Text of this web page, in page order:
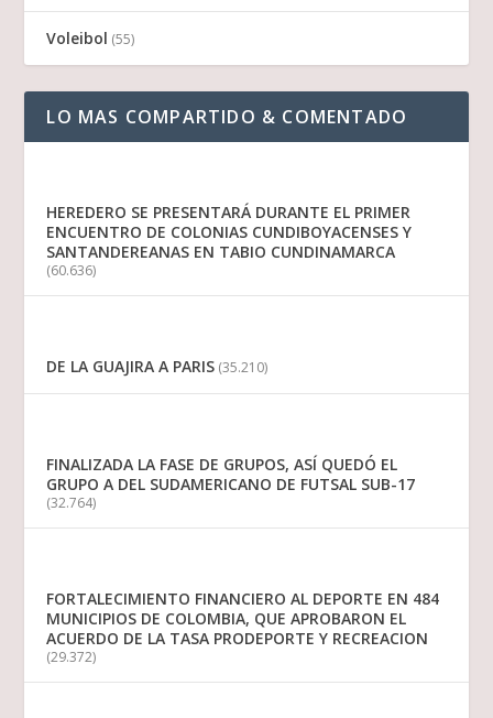
Voleibol (55)
LO MAS COMPARTIDO & COMENTADO
HEREDERO SE PRESENTARÁ DURANTE EL PRIMER
ENCUENTRO DE COLONIAS CUNDIBOYACENSES Y
SANTANDEREANAS EN TABIO CUNDINAMARCA
(60.636)
DE LA GUAJIRA A PARIS (35.210)
FINALIZADA LA FASE DE GRUPOS, ASÍ QUEDÓ EL
GRUPO A DEL SUDAMERICANO DE FUTSAL SUB-17
(32.764)
FORTALECIMIENTO FINANCIERO AL DEPORTE EN 484
MUNICIPIOS DE COLOMBIA, QUE APROBARON EL
ACUERDO DE LA TASA PRODEPORTE Y RECREACION
(29.372)